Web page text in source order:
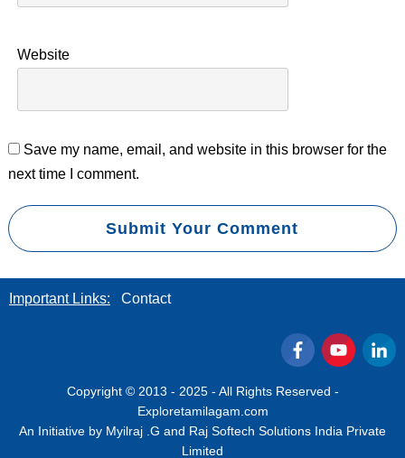
Website
Save my name, email, and website in this browser for the
next time I comment.
Submit Your Comment
Important Links: Contact
Copyright © 2013 - 2025 - All Rights Reserved -
Exploretamilagam.com
An Initiative by Myilraj .G and Raj Softech Solutions India Private
Limited